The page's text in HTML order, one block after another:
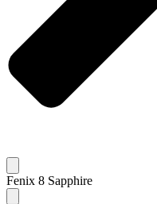
Fenix 8 Sapphire